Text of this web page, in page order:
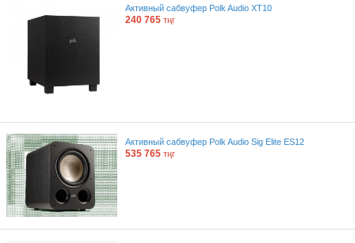
Активный сабвуфер Polk Audio XT10
240 765 тңг
Активный сабвуфер Polk Audio Sig Elite ES12
535 765 тңг